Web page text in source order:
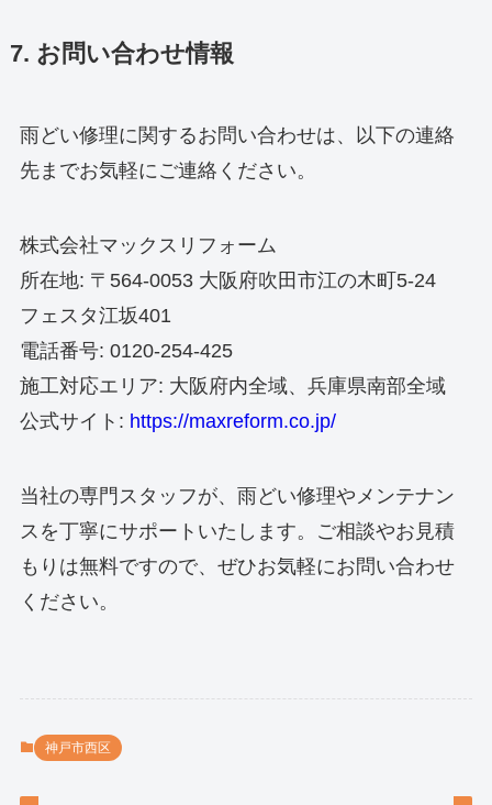
7. お問い合わせ情報
雨どい修理に関するお問い合わせは、以下の連絡
先までお気軽にご連絡ください。
株式会社マックスリフォーム
所在地: 〒564-0053 大阪府吹田市江の木町5-24
フェスタ江坂401
電話番号: 0120-254-425
施工対応エリア: 大阪府内全域、兵庫県南部全域
公式サイト: https://maxreform.co.jp/
当社の専門スタッフが、雨どい修理やメンテナン
スを丁寧にサポートいたします。ご相談やお見積
もりは無料ですので、ぜひお気軽にお問い合わせ
ください。
神戸市西区